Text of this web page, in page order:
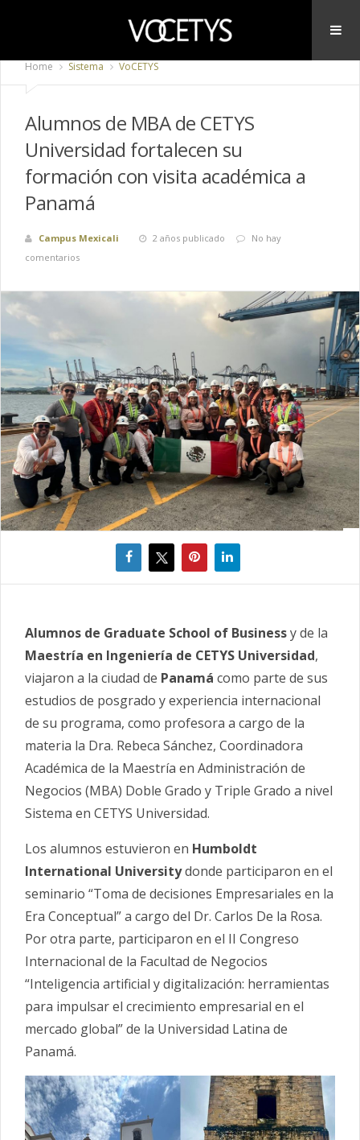
Home Sistema VoCETYS
Alumnos de MBA de CETYS
Universidad fortalecen su
formación con visita académica a
Panamá
Campus Mexicali 2 años publicado
No hay
comentarios
Alumnos de Graduate School of Businessy de la
Maestría en Ingeniería de CETYS Universidad,
viajaron a la ciudad de Panamá como parte de sus
estudios de posgrado y experiencia internacional
de su programa, como profesora a cargo de la
materia la Dra. Rebeca Sánchez, Coordinadora
Académica de la Maestría en Administración de
Negocios (MBA) Doble Grado y Triple Grado a nivel
Sistema en CETYS Universidad.
Los alumnos estuvieron en Humboldt
International Universitydonde participaron en el
seminario “Toma de decisiones Empresariales en la
Era Conceptual” a cargo del Dr. Carlos De la Rosa.
Por otra parte, participaron en el II Congreso
Internacional de la Facultad de Negocios
“Inteligencia artificial y digitalización: herramientas
para impulsar el crecimiento empresarial en el
mercado global” de la Universidad Latina de
Panamá.